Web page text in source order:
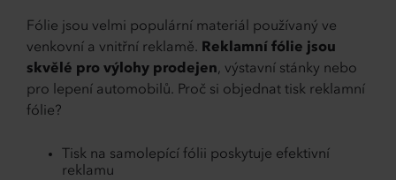
Fólie jsou velmi populární materiál používaný ve
venkovní a vnitřní reklamě. Reklamní fólie jsou
skvělé pro výlohy prodejen, výstavní stánky nebo
pro lepení automobilů. Proč si objednat tisk reklamní
fólie?
Tisk na samolepící fólii poskytuje efektivní
reklamu